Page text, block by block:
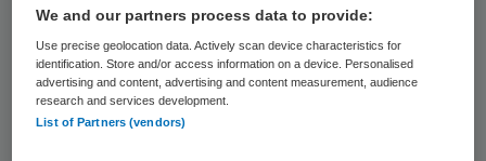
Chronische patiënten
Schellekens is naar eigen zeggen niet
We and our partners process data to provide:
Use precise geolocation data. Actively scan device characteristics for
identification. Store and/or access information on a device. Personalised
advertising and content, advertising and content measurement, audience
research and services development.
List of Partners (vendors)